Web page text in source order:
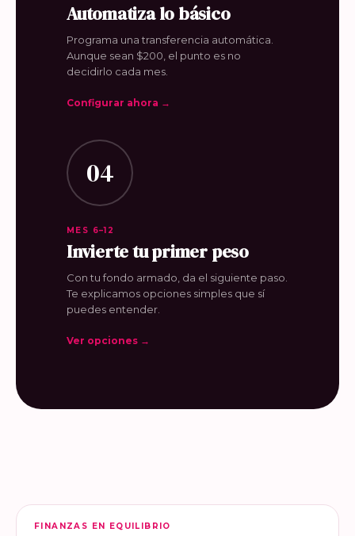
Automatiza lo básico
Programa una transferencia automática.
Aunque sean $200, el punto es no
decidirlo cada mes.
Configurar ahora →
04
MES 6–12
Invierte tu primer peso
Con tu fondo armado, da el siguiente paso.
Te explicamos opciones simples que sí
puedes entender.
Ver opciones →
FINANZAS EN EQUILIBRIO